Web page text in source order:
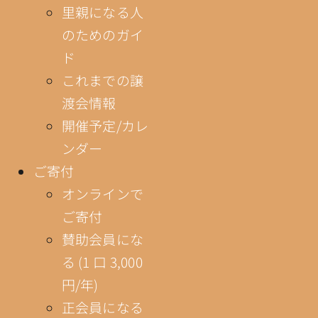
里親になる人
のためのガイ
ド
これまでの譲
渡会情報
開催予定/カレ
ンダー
ご寄付
オンラインで
ご寄付
賛助会員にな
る (1 口 3,000
円/年)
正会員になる